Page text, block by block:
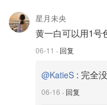
星月未央
黄一白可以用1号
06-11 · 回复
@KatieS : 完全
06-16 · 回复